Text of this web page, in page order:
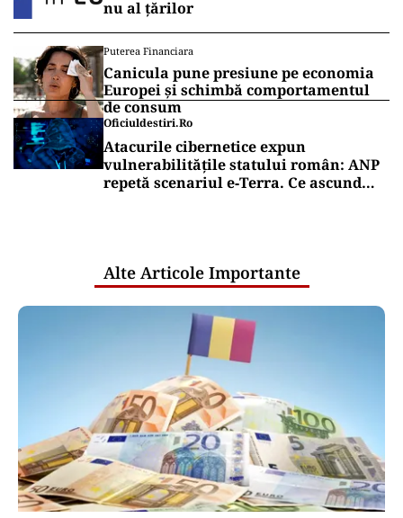
nu al țărilor
Puterea Financiara
Canicula pune presiune pe economia
Europei și schimbă comportamentul
de consum
Oficiuldestiri.ro
Atacurile cibernetice expun
vulnerabilitățile statului român: ANP
repetă scenariul e‑Terra. Ce ascund
Alte Articole Importante